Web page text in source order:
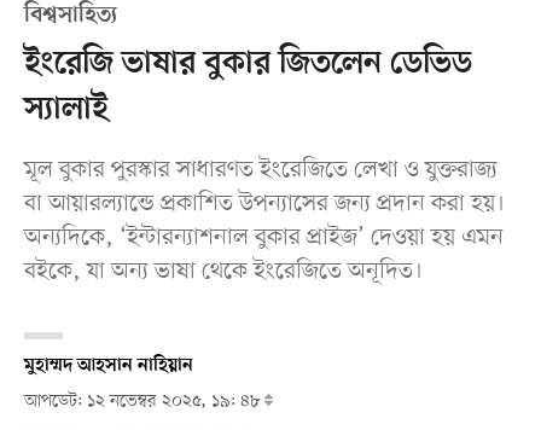
বিশ্বসাহিত্য
ইংরেজি ভাষার বুকার জিতলেন ডেভিড
স্যালাই
মূল বুকার পুরস্কার সাধারণত ইংরেজিতে লেখা ও যুক্তরাজ্য
বা আয়ারল্যান্ডে প্রকাশিত উপন্যাসের জন্য প্রদান করা হয়।
অন্যদিকে, ‘ইন্টারন্যাশনাল বুকার প্রাইজ’ দেওয়া হয় এমন
বইকে, যা অন্য ভাষা থেকে ইংরেজিতে অনূদিত।
মুহাম্মদ আহসান নাহিয়ান
আপডেট: ১২ নভেম্বর ২০২৫, ১৯: ৪৮